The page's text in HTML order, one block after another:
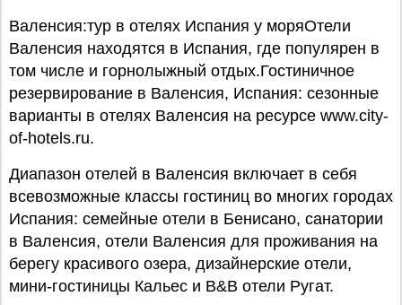
Валенсия:тур в отелях Испания у моряОтели
Валенсия находятся в Испания, где популярен в
том числе и горнолыжный отдых.Гостиничное
резервирование в Валенсия, Испания: сезонные
варианты в отелях Валенсия на ресурсе www.city-
of-hotels.ru.
Диапазон отелей в Валенсия включает в себя
всевозможные классы гостиниц во многих городах
Испания: семейные отели в Бенисано, санатории
в Валенсия, отели Валенсия для проживания на
берегу красивого озера, дизайнерские отели,
мини-гостиницы Кальес и B&В отели Ругат.